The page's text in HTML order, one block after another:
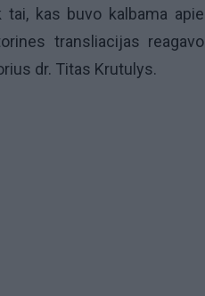
kas buvo kalbama apie
transliacijas reagavo
dr. Titas Krutulys.